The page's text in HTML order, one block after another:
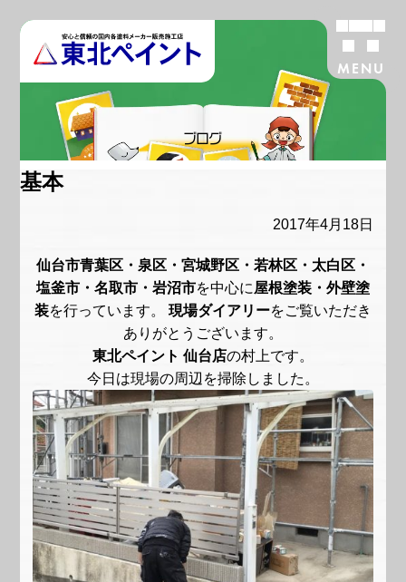
MENU
ブログ
基本
2017年4月18日
仙台市青葉区・泉区・宮城野区・若林区・太白区・
塩釜市・名取市・岩沼市を中心に屋根塗装・外壁塗
装を行っています。 現場ダイアリーをご覧いただき
ありがとうございます。
東北ペイント 仙台店の村上です。
今日は現場の周辺を掃除しました。